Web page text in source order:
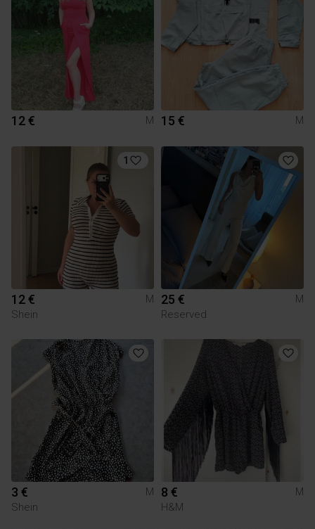
12 € M 15 € M
1
12 €
M
Shein
25 €
M
Reserved
3 €
M
Shein
8 €
M
H&M